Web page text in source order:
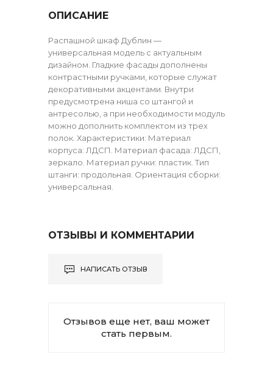
ОПИСАНИЕ
Распашной шкаф Дублин —
универсальная модель с актуальным
дизайном. Гладкие фасады дополнены
контрастными ручками, которые служат
декоративными акцентами. Внутри
предусмотрена ниша со штангой и
антресолью, а при необходимости модуль
можно дополнить комплектом из трех
полок. Характеристики: Материал
корпуса: ЛДСП. Материал фасада: ЛДСП,
зеркало. Материал ручки: пластик. Тип
штанги: продольная. Ориентация сборки:
универсальная.
ОТЗЫВЫ И КОММЕНТАРИИ
НАПИСАТЬ ОТЗЫВ
Отзывов еще нет, ваш может
стать первым.